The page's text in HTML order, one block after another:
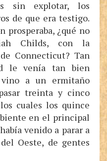
sin explotar, los
de que era testigo.
prosperaba, ¿qué no
Childs, con la
Connecticut? Tan
le venía tan bien
a un ermitaño
treinta y cinco
cuales los quince
en el principal
venido a parar a
Oeste, de gentes